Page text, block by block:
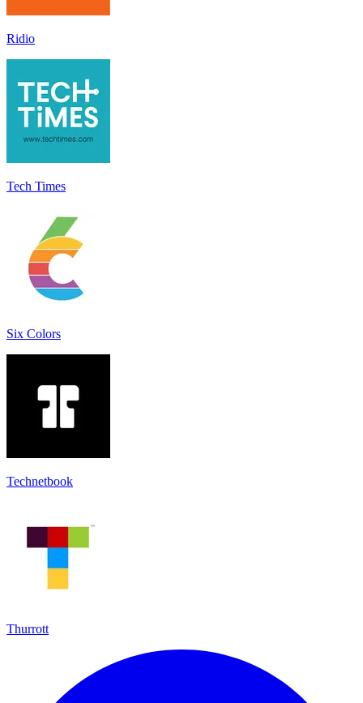
Ridio
Tech Times
Six Colors
Technetbook
Thurrott